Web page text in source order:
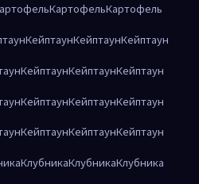
КартофельКартофель
КейптаунКейптаунКейптаун
КейптаунКейптаунКейптаун
КейптаунКейптаунКейптаун
КейптаунКейптаунКейптаун
КлубникаКлубникаКлубника